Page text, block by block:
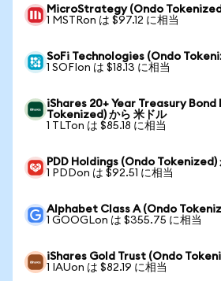
MicroStrategy (Ondo
1 MSTRon は $97.12 に相当
SoFi Technologies (Ondo
1 SOFIon は $18.13 に相当
iShares 20+ Year Treasury Bond
Tokenized) から 米ドル
1 TLTon は $85.18 に相当
PDD Holdings (Ondo Tokenized)
1 PDDon は $92.51 に相当
Alphabet Class A (Ondo
1 GOOGLon は $355.75 に相当
iShares Gold Trust (Ondo
1 IAUon は $82.19 に相当